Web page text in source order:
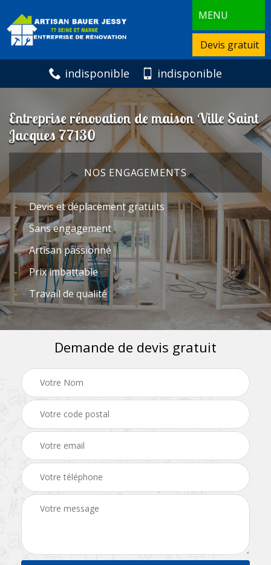
MENU
Devis gratuit
indisponible indisponible
Entreprise rénovation de maison Ville Saint
Jacques 77130
NOS ENGAGEMENTS
Devis et déplacement gratuits
Sans engagement
Artisan passionné
Prix imbattable
Travail de qualité
Demande de devis gratuit